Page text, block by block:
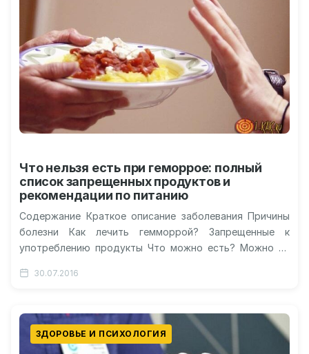
Что нельзя есть при геморрое: полный
список запрещенных продуктов и
рекомендации по питанию
Содержание Краткое описание заболевания Причины
болезни Как лечить гемморрой? Запрещенные к
употреблению продукты Что можно есть? Можно ли
Что…
30.07.2016
ЗДОРОВЬЕ И ПСИХОЛОГИЯ